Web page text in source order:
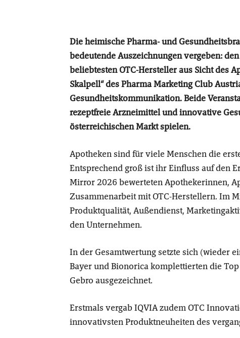
Die heimische Pharma- und
bedeutende Auszeichnungen vergeben:
beliebtesten OTC-Hersteller aus Sicht des
Skalpell“ des Pharma Marketing Club
Gesundheitskommunikation. Beide
rezeptfreie Arzneimittel und innovative
österreichischen Markt spielen.
Apotheken sind für viele Menschen die
Entsprechend groß ist ihr Einfluss auf den
Mirror 2026 bewerteten Apothekerinnen,
Zusammenarbeit mit OTC-Herstellern. Im
Produktqualität, Außendienst,
den Unternehmen.
In der Gesamtwertung setzte sich (wieder
Bayer und Bionorica komplettierten die
Gebro ausgezeichnet.
Erstmals vergab IQVIA zudem OTC
innovativsten Produktneuheiten des